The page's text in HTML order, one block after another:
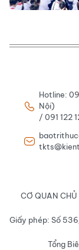
Hotline:
Nội)
/ 091 122
CƠ QUAN CHỦ
Giấy phép: Số
Tổng